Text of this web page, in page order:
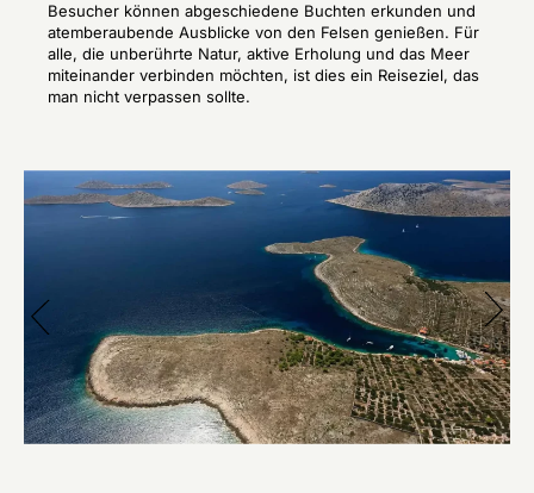
Besucher können abgeschiedene Buchten erkunden und
atemberaubende Ausblicke von den Felsen genießen. Für
alle, die unberührte Natur, aktive Erholung und das Meer
miteinander verbinden möchten, ist dies ein Reiseziel, das
man nicht verpassen sollte.